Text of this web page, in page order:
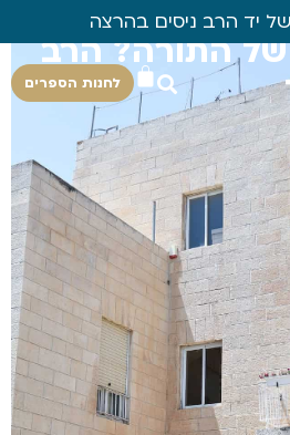
יד הרב ניסים בהרצה
לחנות הספרים
התורה? הרב